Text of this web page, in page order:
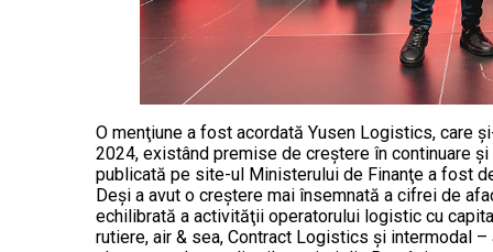
O menţiune a fost acordată Yusen Logistics, care
2024, existând premise de creştere în continuare
publicată pe site-ul Ministerului de Finanţe a fost
Deşi a avut o creştere mai însemnată a cifrei de
echilibrată a activităţii operatorului logistic cu
rutiere, air & sea, Contract Logistics şi intermodal